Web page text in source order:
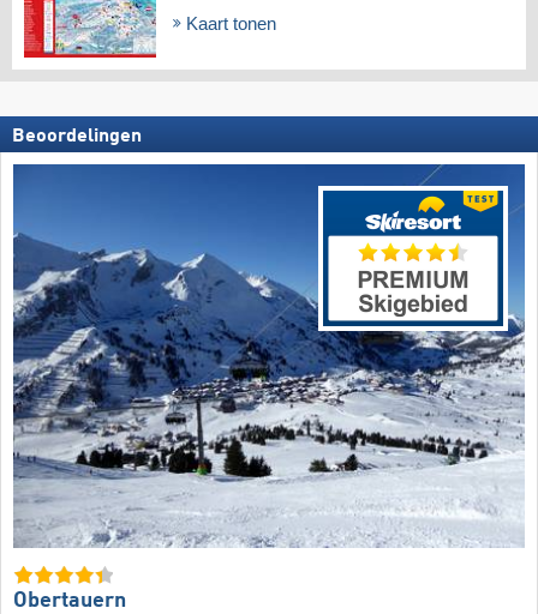
Kaart tonen
Beoordelingen
Obertauern